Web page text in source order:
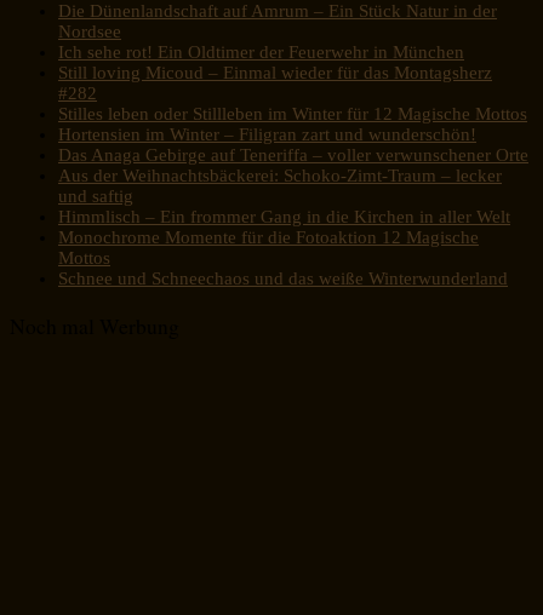
Die Dünenlandschaft auf Amrum – Ein Stück Natur in der
Nordsee
Ich sehe rot! Ein Oldtimer der Feuerwehr in München
Still loving Micoud – Einmal wieder für das Montagsherz
#282
Stilles leben oder Stillleben im Winter für 12 Magische Mottos
Hortensien im Winter – Filigran zart und wunderschön!
Das Anaga Gebirge auf Teneriffa – voller verwunschener Orte
Aus der Weihnachtsbäckerei: Schoko-Zimt-Traum – lecker
und saftig
Himmlisch – Ein frommer Gang in die Kirchen in aller Welt
Monochrome Momente für die Fotoaktion 12 Magische
Mottos
Schnee und Schneechaos und das weiße Winterwunderland